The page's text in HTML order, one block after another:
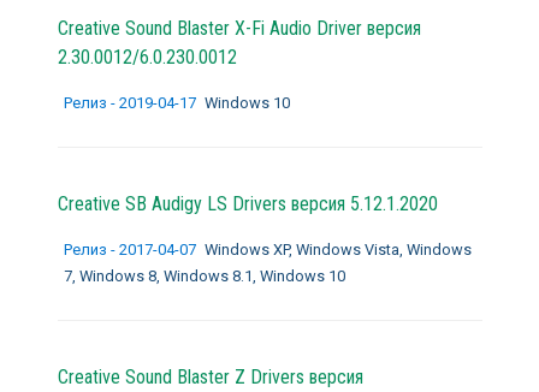
Creative Sound Blaster X-Fi Audio Driver версия
2.30.0012/6.0.230.0012
Релиз - 2019-04-17 Windows 10
Creative SB Audigy LS Drivers версия 5.12.1.2020
Релиз - 2017-04-07 Windows XP, Windows Vista, Windows
7, Windows 8, Windows 8.1, Windows 10
Creative Sound Blaster Z Drivers версия